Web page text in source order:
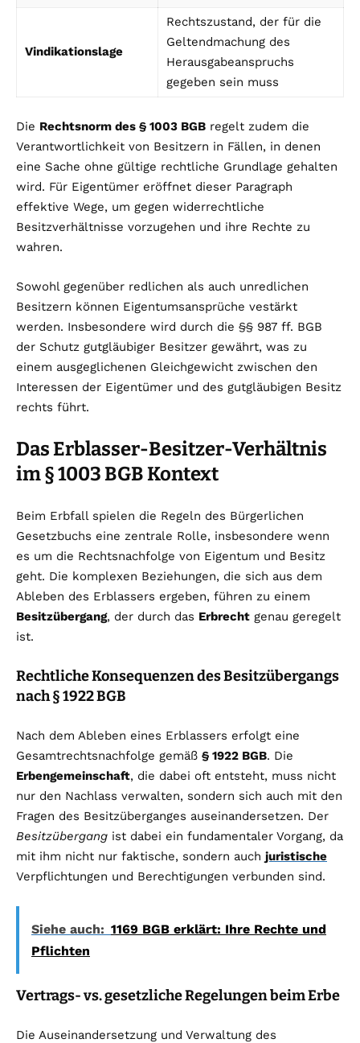
Vindikationslage
Rechtszustand, der für die
Geltendmachung des
Herausgabeanspruchs
gegeben sein muss
Die Rechtsnorm des § 1003 BGB regelt zudem die
Verantwortlichkeit von Besitzern in Fällen, in denen
eine Sache ohne gültige rechtliche Grundlage gehalten
wird. Für Eigentümer eröffnet dieser Paragraph
effektive Wege, um gegen widerrechtliche
Besitzverhältnisse vorzugehen und ihre Rechte zu
wahren.
Sowohl gegenüber redlichen als auch unredlichen
Besitzern können Eigentumsansprüche vestärkt
werden. Insbesondere wird durch die §§ 987 ff. BGB
der Schutz gutgläubiger Besitzer gewährt, was zu
einem ausgeglichenen Gleichgewicht zwischen den
Interessen der Eigentümer und des gutgläubigen Besitz
rechts führt.
Das Erblasser-Besitzer-Verhältnis
im § 1003 BGB Kontext
Beim Erbfall spielen die Regeln des Bürgerlichen
Gesetzbuchs eine zentrale Rolle, insbesondere wenn
es um die Rechtsnachfolge von Eigentum und Besitz
geht. Die komplexen Beziehungen, die sich aus dem
Ableben des Erblassers ergeben, führen zu einem
Besitzübergang, der durch das Erbrecht genau geregelt
ist.
Rechtliche Konsequenzen des Besitzübergangs
nach § 1922 BGB
Nach dem Ableben eines Erblassers erfolgt eine
Gesamtrechtsnachfolge gemäß § 1922 BGB. Die
Erbengemeinschaft, die dabei oft entsteht, muss nicht
nur den Nachlass verwalten, sondern sich auch mit den
Fragen des Besitzüberganges auseinandersetzen. Der
Besitzübergang ist dabei ein fundamentaler Vorgang, da
mit ihm nicht nur faktische, sondern auch juristische
Verpflichtungen und Berechtigungen verbunden sind.
Siehe auch: 1169 BGB erklärt: Ihre Rechte und
Pflichten
Vertrags- vs. gesetzliche Regelungen beim Erbe
Die Auseinandersetzung und Verwaltung des